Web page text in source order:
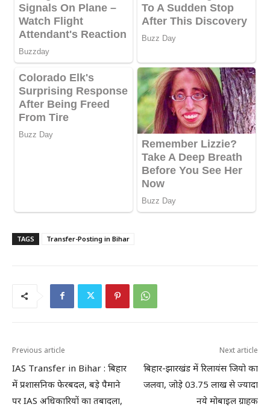
TAGS Transfer-Posting in Bihar
Previous article
IAS Transfer in Bihar : बिहार
में प्रशासनिक फेरबदल, बड़े पैमाने
पर IAS अधिकारियों का तबादला,
Next article
बिहार-झारखंड में रिलायंस जियो का
जलवा, जोड़े 03.75 लाख से ज्यादा
नये मोबाइल ग्राहक